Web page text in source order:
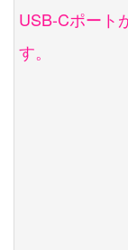
USB-Cポート
す。